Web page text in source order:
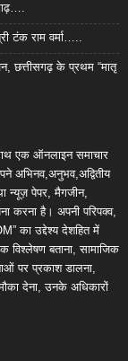
टंक राम वर्मा…..
छत्तीसगढ़ के प्रथम “मातृ
एक ऑनलाइन समाचार
अभिनव,अनुभव,अद्वितीय
न्यूज़ पेपर, मैगजीन,
करना है। अपनी परिपक्व,
का उद्देश्य देशहित में
विश्लेषण बताना, सामाजिक
पर प्रकाश डालना,
देना, उनके अधिकारों